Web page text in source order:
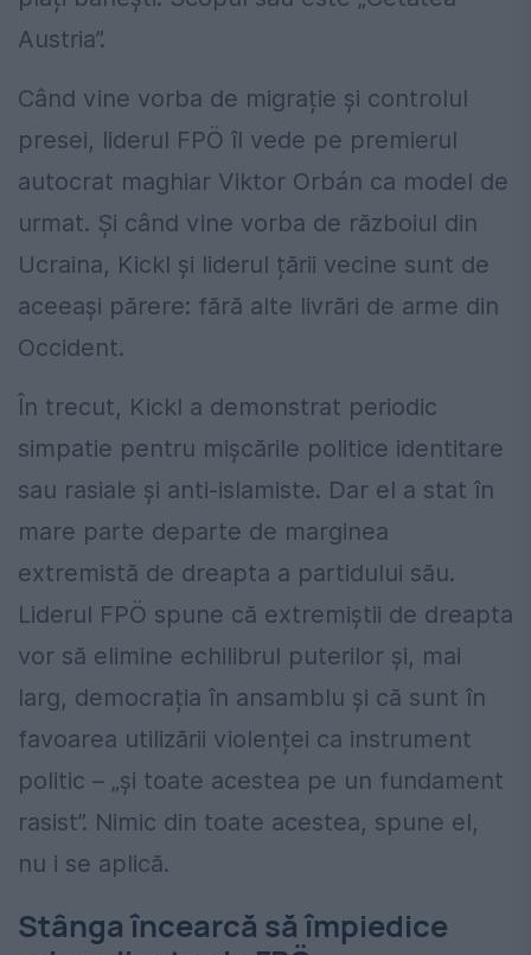
Austria”.
Când vine vorba de migrație și controlul
presei, liderul FPÖ îl vede pe premierul
autocrat maghiar Viktor Orbán ca model de
urmat. Și când vine vorba de războiul din
Ucraina, Kickl și liderul țării vecine sunt de
aceeași părere: fără alte livrări de arme din
Occident.
În trecut, Kickl a demonstrat periodic
simpatie pentru mișcările politice identitare
sau rasiale și anti-islamiste. Dar el a stat în
mare parte departe de marginea
extremistă de dreapta a partidului său.
Liderul FPÖ spune că extremiștii de dreapta
vor să elimine echilibrul puterilor și, mai
larg, democrația în ansamblu și că sunt în
favoarea utilizării violenței ca instrument
politic – „și toate acestea pe un fundament
rasist”. Nimic din toate acestea, spune el,
nu i se aplică.
Stânga încearcă să împiedice